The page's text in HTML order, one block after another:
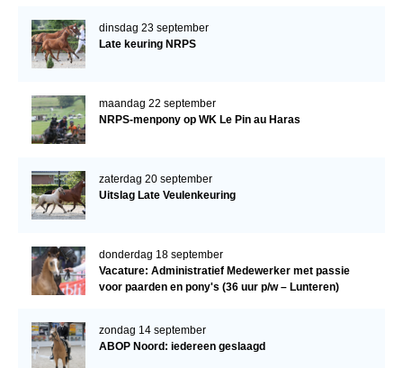
dinsdag 23 september
Late keuring NRPS
maandag 22 september
NRPS-menpony op WK Le Pin au Haras
zaterdag 20 september
Uitslag Late Veulenkeuring
donderdag 18 september
Vacature: Administratief Medewerker met passie
voor paarden en pony's (36 uur p/w – Lunteren)
zondag 14 september
ABOP Noord: iedereen geslaagd